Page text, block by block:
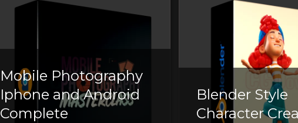
Mobile Photography
Iphone and Android
Complete
Blender Style
Character